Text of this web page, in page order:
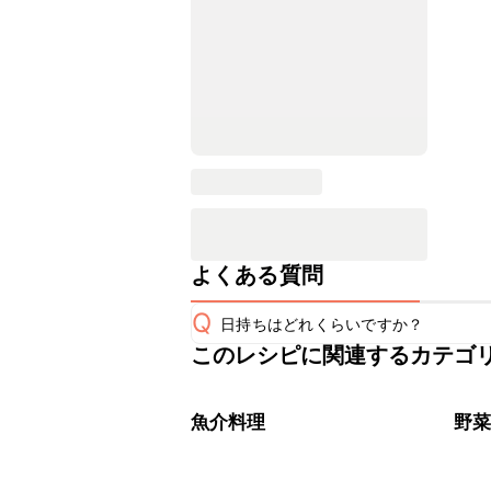
よくある質問
Q 日持ちはどれくらいですか？
こちらのレシピは出来たてをお召し
※日持ちは目安です。
このレシピに関連するカテゴ
魚介料理 野菜